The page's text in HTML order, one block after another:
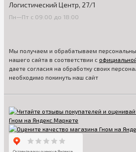
Логистический Центр, 27/1
Пн—Пт с 09:00 до 18:00
Мы получаем и обрабатываем
нашего сайта в соответствии с
даете согласия на обработку своих
необходимо покинуть наш сайт